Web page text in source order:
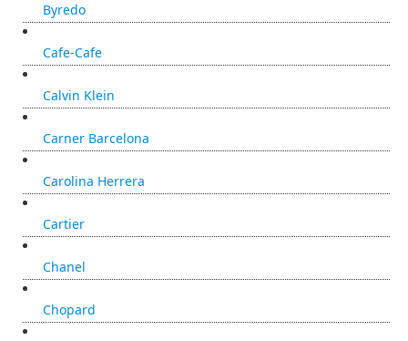
Byredo
Cafe-Cafe
Calvin Klein
Carner Barcelona
Carolina Herrera
Cartier
Chanel
Chopard